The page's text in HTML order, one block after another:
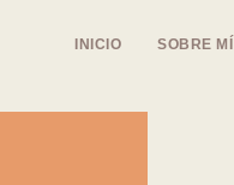
INICIO SOBRE MÍ